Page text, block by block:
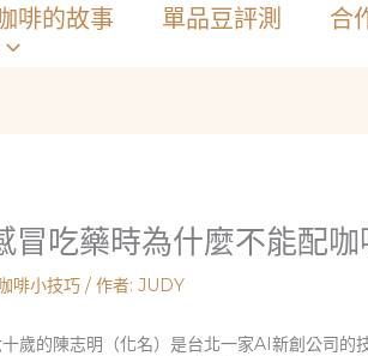
啡的故事 單品豆評測
合
冒吃藥時為什麼不能配
啡小技巧 / 作者:JUDY
歲的陳志明（化名）是台北一家AI新創公司的